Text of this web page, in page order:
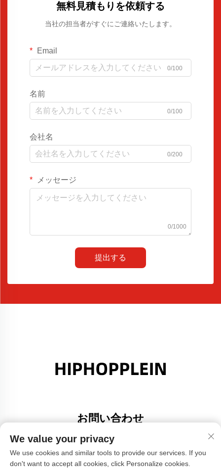
無料見積もりを依頼する
当社の担当者がすぐにご連絡いたします。
Email
0/100
名前
0/100
会社名
0/200
メッセージ
0/1000
提出する
お問い合わせ
Add: 広東省佛山市大里町金沙港創意園A棟308号室
電話番号：+86-17304049586
メールアドレス： [email protected]
We value your privacy
We use cookies and similar tools to provide our services. If you
don't want to accept all cookies, click Personalize cookies.